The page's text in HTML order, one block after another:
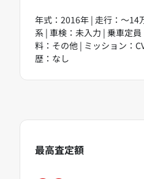
年式：2016年 | 走行：～14
系 | 車検：未入力 | 乗車定
料：その他 | ミッション：
歴：なし
最高査定額